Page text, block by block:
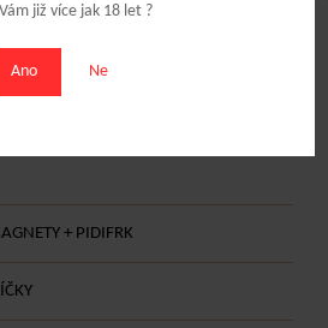
již více jak 18 let ?
Ano Ne
+ PIDIFRK